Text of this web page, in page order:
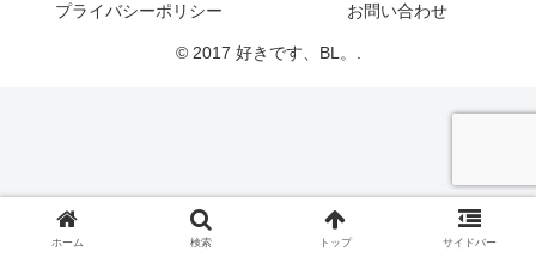
プライバシーポリシー お問い合わせ
© 2017 好きです、BL。.
ホーム 検索 トップ サイドバー